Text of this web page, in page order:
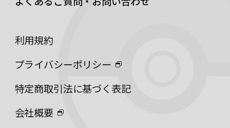
利用規約
プライバシーポリシー
特定商取引法に基づく表記
会社概要